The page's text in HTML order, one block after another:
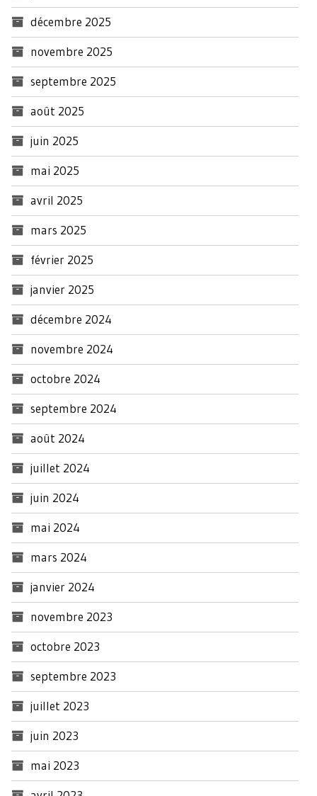
décembre 2025
novembre 2025
septembre 2025
août 2025
juin 2025
mai 2025
avril 2025
mars 2025
février 2025
janvier 2025
décembre 2024
novembre 2024
octobre 2024
septembre 2024
août 2024
juillet 2024
juin 2024
mai 2024
mars 2024
janvier 2024
novembre 2023
octobre 2023
septembre 2023
juillet 2023
juin 2023
mai 2023